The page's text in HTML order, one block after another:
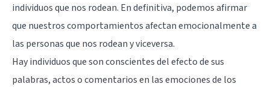
individuos que nos rodean. En definitiva, podemos afirmar
que nuestros comportamientos afectan emocionalmente a
las personas que nos rodean y viceversa.
Hay individuos que son conscientes del efecto de sus
palabras, actos o comentarios en las emociones de los